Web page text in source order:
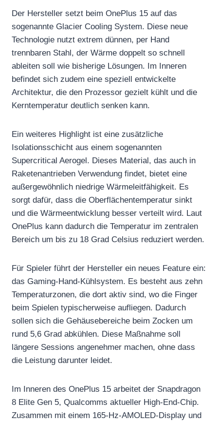
Der Hersteller setzt beim OnePlus 15 auf das
sogenannte Glacier Cooling System. Diese neue
Technologie nutzt extrem dünnen, per Hand
trennbaren Stahl, der Wärme doppelt so schnell
ableiten soll wie bisherige Lösungen. Im Inneren
befindet sich zudem eine speziell entwickelte
Architektur, die den Prozessor gezielt kühlt und die
Kerntemperatur deutlich senken kann.
Ein weiteres Highlight ist eine zusätzliche
Isolationsschicht aus einem sogenannten
Supercritical Aerogel. Dieses Material, das auch in
Raketenantrieben Verwendung findet, bietet eine
außergewöhnlich niedrige Wärmeleitfähigkeit. Es
sorgt dafür, dass die Oberflächentemperatur sinkt
und die Wärmeentwicklung besser verteilt wird. Laut
OnePlus kann dadurch die Temperatur im zentralen
Bereich um bis zu 18 Grad Celsius reduziert werden.
Für Spieler führt der Hersteller ein neues Feature ein:
das Gaming-Hand-Kühlsystem. Es besteht aus zehn
Temperaturzonen, die dort aktiv sind, wo die Finger
beim Spielen typischerweise aufliegen. Dadurch
sollen sich die Gehäusebereiche beim Zocken um
rund 5,6 Grad abkühlen. Diese Maßnahme soll
längere Sessions angenehmer machen, ohne dass
die Leistung darunter leidet.
Im Inneren des OnePlus 15 arbeitet der Snapdragon
8 Elite Gen 5, Qualcomms aktueller High-End-Chip.
Zusammen mit einem 165-Hz-AMOLED-Display und